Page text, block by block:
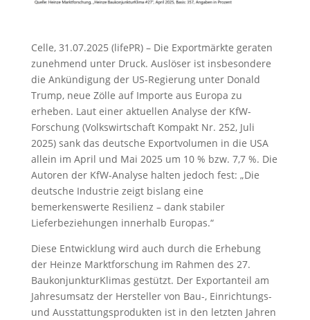
Celle, 31.07.2025 (lifePR) – Die Exportmärkte geraten
zunehmend unter Druck. Auslöser ist insbesondere
die Ankündigung der US-Regierung unter Donald
Trump, neue Zölle auf Importe aus Europa zu
erheben. Laut einer aktuellen Analyse der KfW-
Forschung (Volkswirtschaft Kompakt Nr. 252, Juli
2025) sank das deutsche Exportvolumen in die USA
allein im April und Mai 2025 um 10 % bzw. 7,7 %. Die
Autoren der KfW-Analyse halten jedoch fest: „Die
deutsche Industrie zeigt bislang eine
bemerkenswerte Resilienz – dank stabiler
Lieferbeziehungen innerhalb Europas.“
Diese Entwicklung wird auch durch die Erhebung
der Heinze Marktforschung im Rahmen des 27.
BaukonjunkturKlimas gestützt. Der Exportanteil am
Jahresumsatz der Hersteller von Bau-, Einrichtungs-
und Ausstattungsprodukten ist in den letzten Jahren